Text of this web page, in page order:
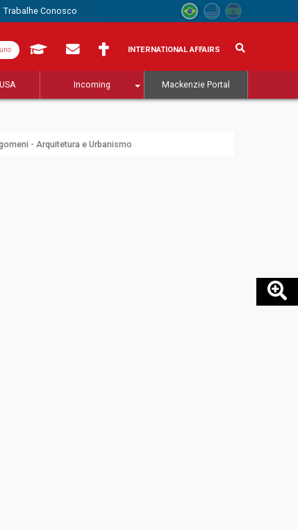
Trabalhe Conosco
INTERNATIONAL AFFAIRS
Incoming Mackenzie Portal
- Arquitetura e Urbanismo